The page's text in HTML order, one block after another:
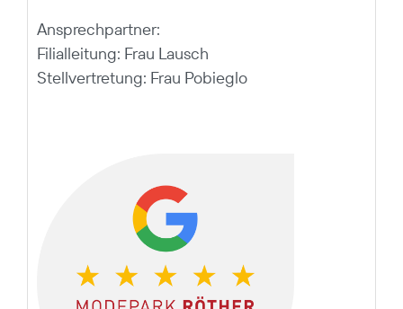
Ansprechpartner:
Filialleitung: Frau Lausch
Stellvertretung: Frau Pobieglo